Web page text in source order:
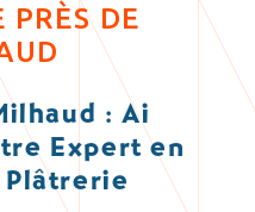
PRÈS DE
: Ai
Expert en
Plâtrerie